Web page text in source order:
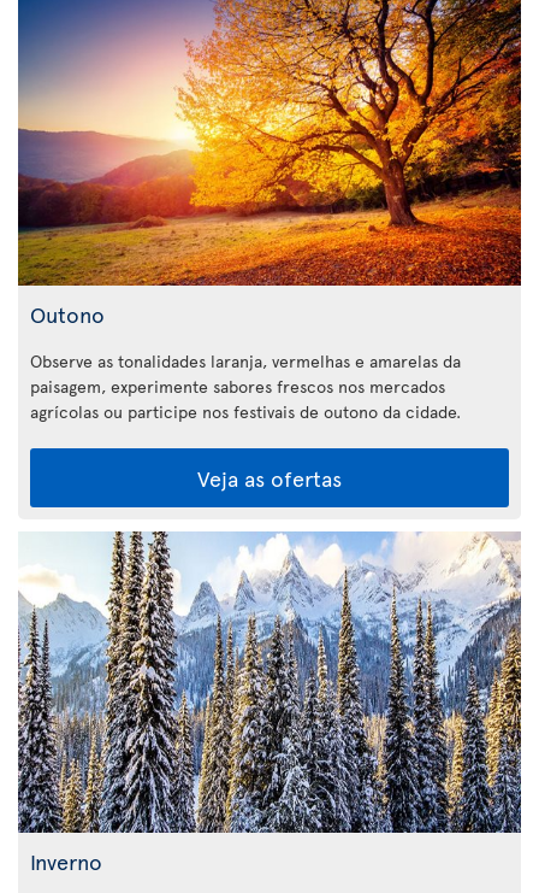
Outono
Observe as tonalidades laranja, vermelhas e amarelas da
paisagem, experimente sabores frescos nos mercados
agrícolas ou participe nos festivais de outono da cidade.
Veja as ofertas
Inverno